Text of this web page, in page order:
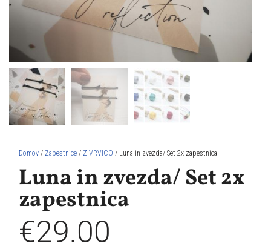
Domov / Zapestnice / Z VRVICO / Luna in zvezda/ Set 2x zapestnica
Luna in zvezda/ Set 2x
zapestnica
€29.00